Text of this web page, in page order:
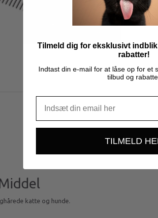
Mere
katte og hunde.
Tilmeld dig for eksklusivt
rabatter!
Indtast din e-mail for at låse op for et
tilbud og
TILMELD